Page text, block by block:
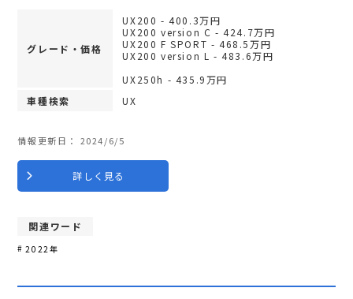
グレード・価格
UX200 - 400.3万円
UX200 version C - 424.7万円
UX200 F SPORT - 468.5万円
UX200 version L - 483.6万円
UX250h - 435.9万円
車種検索
UX
情報更新日： 2024/6/5
詳しく見る
関連ワード
2022年